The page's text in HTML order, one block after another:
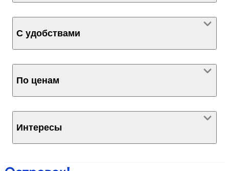
С удобствами
По ценам
Интересы